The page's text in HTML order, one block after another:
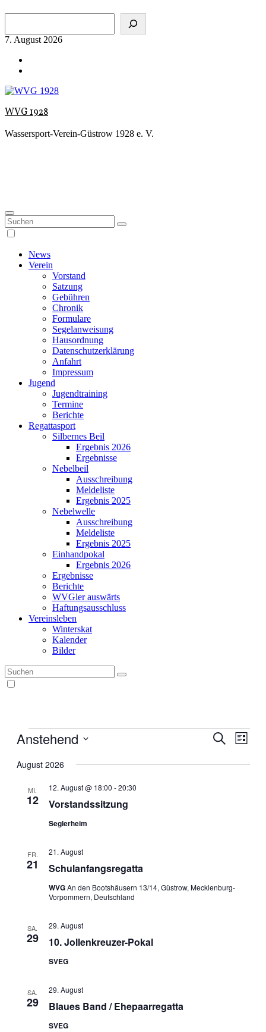
springen
7. August 2026
WVG 1928
Wassersport-Verein-Güstrow 1928 e. V.
News
Verein
Vorstand
Satzung
Gebühren
Chronik
Formulare
Segelanweisung
Hausordnung
Datenschutzerklärung
Anfahrt
Impressum
Jugend
Jugendtraining
Termine
Berichte
Regattasport
Silbernes Beil
Ergebnis 2026
Ergebnisse
Nebelbeil
Ausschreibung
Meldeliste
Ergebnis 2025
Nebelwelle
Ausschreibung
Meldeliste
Ergebnis 2025
Einhandpokal
Ergebnis 2026
Ergebnisse
Berichte
WVGler auswärts
Haftungsausschluss
Vereinsleben
Winterskat
Kalender
Bilder
Veranstaltungen
und
Suche
Liste
Anstehend
wählen.
August 2026
MI.
12 Vorstandssitzung
12. August @ 18:00 -20:30
Seglerheim
FR.
21 Schulanfangsregatta
21. August
WVGAn den Bootshäusern 13/14, Güstrow, Mecklenburg-
Vorpommern, Deutschland
SA.
29 10. Jollenkreuzer-Pokal
29. August
SVEG
SA.
29 Blaues Band / Ehepaarregatta
29. August
SVEG